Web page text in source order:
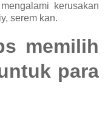
kerusakan
serem kan.
memilih
para